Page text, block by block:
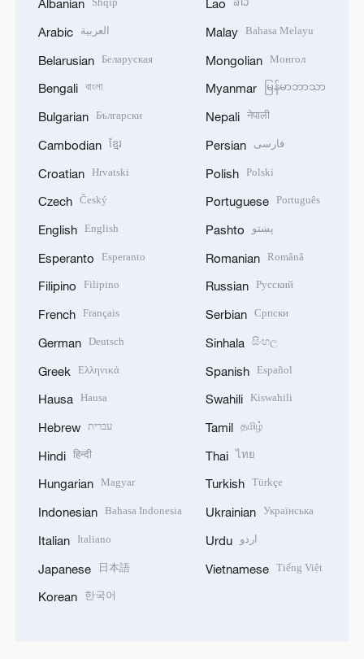
Albanian
Arabic العربية
Belarusian Беларуская
Bengali বাংলা
Bulgarian Български
Cambodian ខ្មែរ
Croatian Hrvatski
Czech Český
English English
Esperanto Esperanto
Filipino Filipino
French Français
German Deutsch
Greek Ελληνικά
Hausa Hausa
Hebrew עברית
Hindi हिन्दी
Hungarian Magyar
Indonesian Bahasa Indonesia
Italian Italiano
Japanese 日本語
Korean 한국어
Lao
Malay Bahasa Melayu
Mongolian Монгол
Myanmar မြန်မာဘာသာ
Nepali नेपाली
Persian فارسی
Polish Polski
Portuguese Português
Pashto پښتو
Romanian Română
Russian Русский
Serbian Српски
Sinhala සිංහල
Spanish Español
Swahili Kiswahili
Tamil தமிழ்
Thai ไทย
Turkish Türkçe
Ukrainian Українська
Urdu اردو
Vietnamese Tiếng Việt